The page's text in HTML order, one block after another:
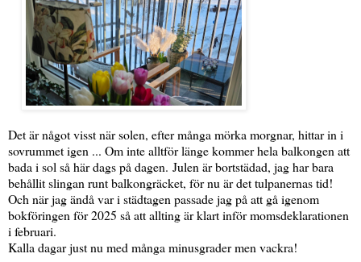
Det är något visst när solen, efter många mörka morgnar, hittar in i
sovrummet igen ... Om inte alltför länge kommer hela balkongen att
bada i sol så här dags på dagen. Julen är bortstädad, jag har bara
behållit slingan runt balkongräcket, för nu är det tulpanernas tid!
Och när jag ändå var i städtagen passade jag på att gå igenom
bokföringen för 2025 så att allting är klart inför momsdeklarationen
i februari.
Kalla dagar just nu med många minusgrader men vackra!